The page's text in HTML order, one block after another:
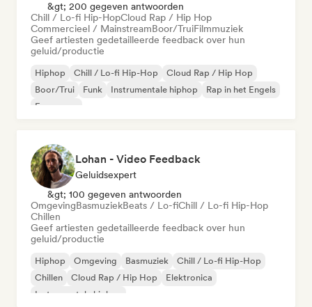
&gt; 200 gegeven antwoorden
Chill / Lo-fi Hip-HopCloud Rap / Hip Hop
Commercieel / MainstreamBoor/TruiFilmmuziek
Geef artiesten gedetailleerde feedback over hun
geluid/productie
Hiphop Chill / Lo-fi Hip-Hop
Cloud Rap / Hip Hop
Boor/Trui
Funk Instrumentale hiphop
Rap in het Engels
Franse rap
Lohan - Video Feedback
Geluidsexpert
&gt; 100 gegeven antwoorden
OmgevingBasmuziekBeats / Lo-fiChill / Lo-fi Hip-Hop
Chillen
Geef artiesten gedetailleerde feedback over hun
geluid/productie
Hiphop Omgeving Basmuziek
Chill / Lo-fi Hip-Hop
Chillen
Cloud Rap / Hip Hop
Elektronica
Instrumentale hiphop